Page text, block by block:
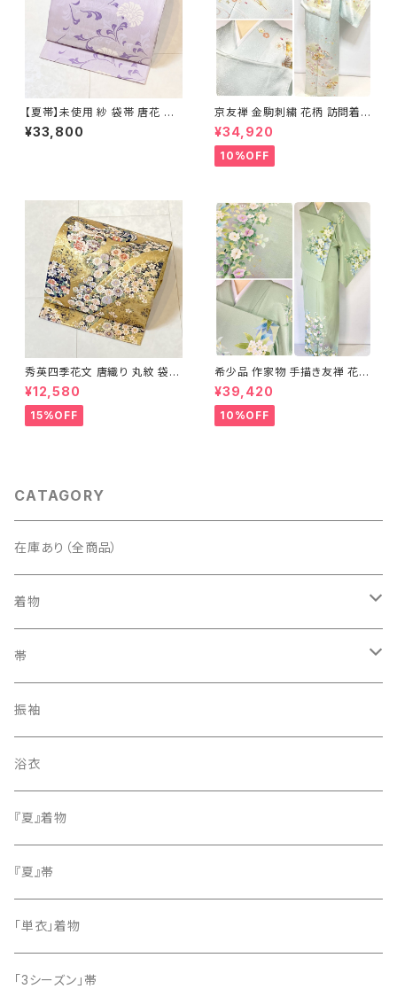
【夏帯】未使用 紗 袋帯 唐花 正
絹 紫 白 淡藤色 729
¥33,800
京友禅 金駒刺繍 花柄 訪問着
正絹 水色 黄緑 パステルカラー
アイスグリーン 1433
¥34,920
10%OFF
秀英四季花文 唐織り 丸紋 袋帯
正絹 金糸 ゴールド 紺 ピンク 7
05
¥12,580
15%OFF
希少品 作家物 手描き友禅 花鳥
文 椿 沈丁花 訪問着 正絹 袷 黄
緑 青 白 1418
¥39,420
10%OFF
CATAGORY
在庫あり（全商品）
着物
訪問着・付下げ
紬
色無地
小紋
留袖
帯
袋帯
名古屋帯
振袖
浴衣
『夏』着物
『夏』帯
「単衣」着物
「3シーズン」帯